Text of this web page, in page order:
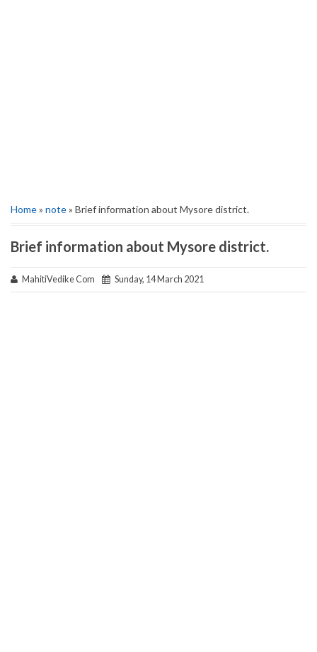
Home» note» Brief information about Mysore district.
Brief information about Mysore district.
MahitiVedike Com Sunday, 14 March 2021